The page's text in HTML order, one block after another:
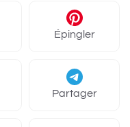
Épingler
Partager